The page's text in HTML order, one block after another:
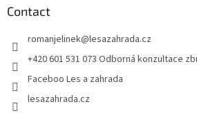
Contact
romanjelinek@lesazahrada.cz
+420 601 531 073 Odborná konzultace
Faceboo Les a zahrada
lesazahrada.cz